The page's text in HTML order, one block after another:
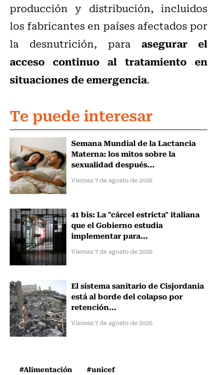
producción y distribución, incluidos
los fabricantes en países afectados por
la desnutrición, para asegurar el
acceso continuo al tratamiento en
situaciones de emergencia.
Te puede interesar
Semana Mundial de la Lactancia
Materna: los mitos sobre la
sexualidad después...
Viernes 7 de agosto de 2026
41 bis: La "cárcel estricta" italiana
que el Gobierno estudia
implementar para...
Viernes 7 de agosto de 2026
El sistema sanitario de Cisjordania
está al borde del colapso por
retención...
Viernes 7 de agosto de 2026
#Alimentación #unicef